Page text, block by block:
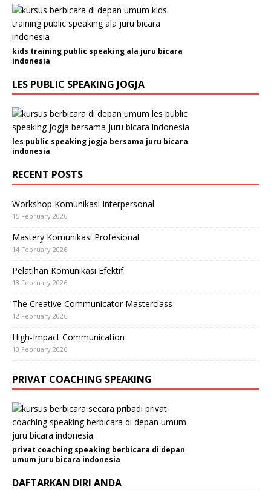
kids training public speaking ala juru bicara
indonesia
LES PUBLIC SPEAKING JOGJA
les public speaking jogja bersama juru bicara
indonesia
RECENT POSTS
Workshop Komunikasi Interpersonal
15 February 2026
Mastery Komunikasi Profesional
14 February 2026
Pelatihan Komunikasi Efektif
13 February 2026
The Creative Communicator Masterclass
12 February 2026
High-Impact Communication
10 February 2026
PRIVAT COACHING SPEAKING
privat coaching speaking berbicara di depan
umum juru bicara indonesia
DAFTARKAN DIRI ANDA